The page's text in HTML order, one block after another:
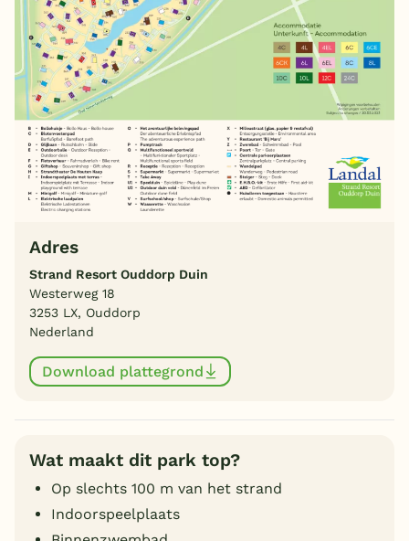
Adres
Strand Resort Ouddorp Duin
Westerweg 18
3253 LX, Ouddorp
Nederland
Download plattegrond
Wat maakt dit park top?
Op slechts 100 m van het strand
Indoorspeelplaats